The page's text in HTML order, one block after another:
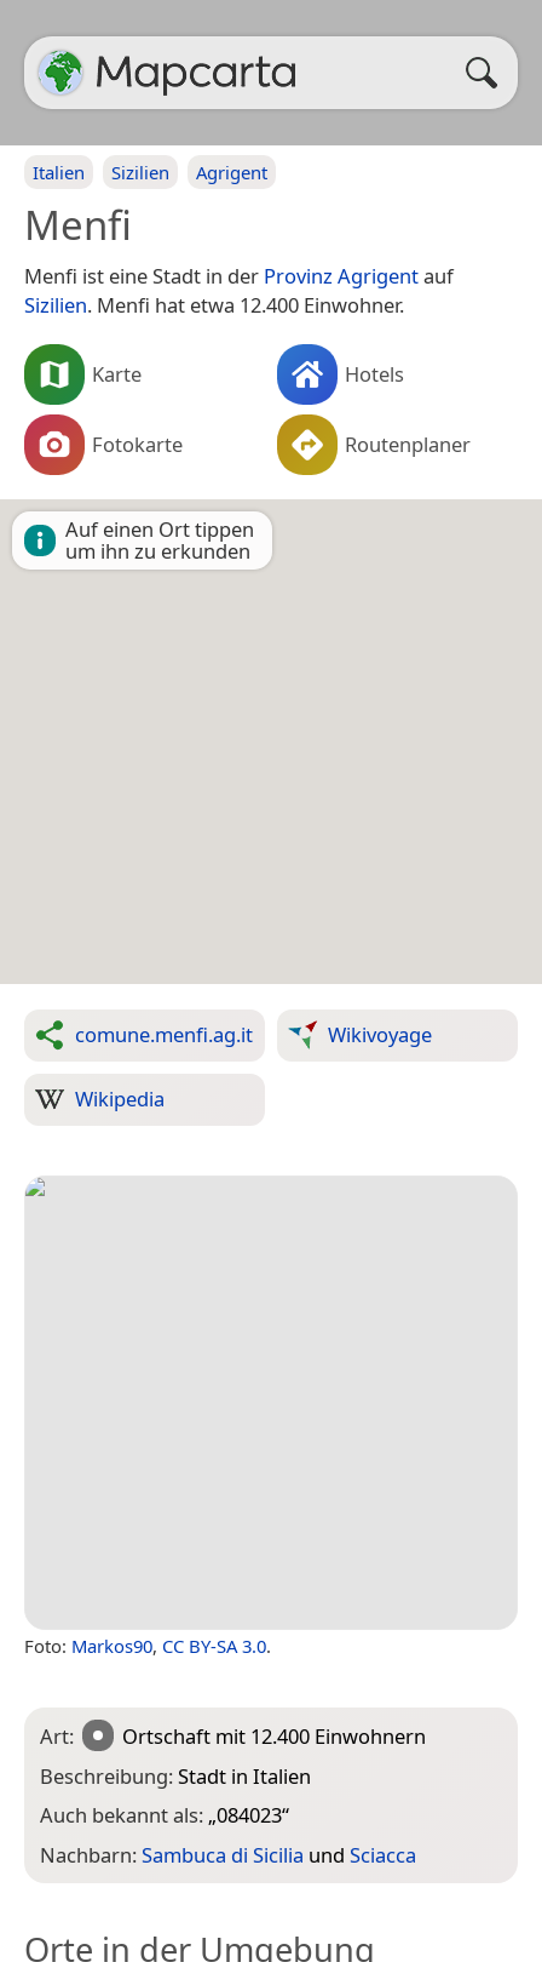
Italien Sizilien Agrigent
Menfi
Menfi ist eine Stadt in der Provinz Agrigentauf
Sizilien. Menfi hat etwa 12.400 Einwohner.
Karte Hotels
Fotokarte Routenplaner
Auf einen Ort tippen
um ihn zu erkunden
comune.menfi.ag.it Wikivoyage
Wikipedia
Foto: Markos90, CC BY-SA 3.0.
Art: Ortschaft mit 12.400 Einwohnern
Beschreibung:Stadt in Italien
Auch bekannt als: „084023“
Nachbarn:Sambuca di Sicilia und Sciacca
Orte in der Umgebung